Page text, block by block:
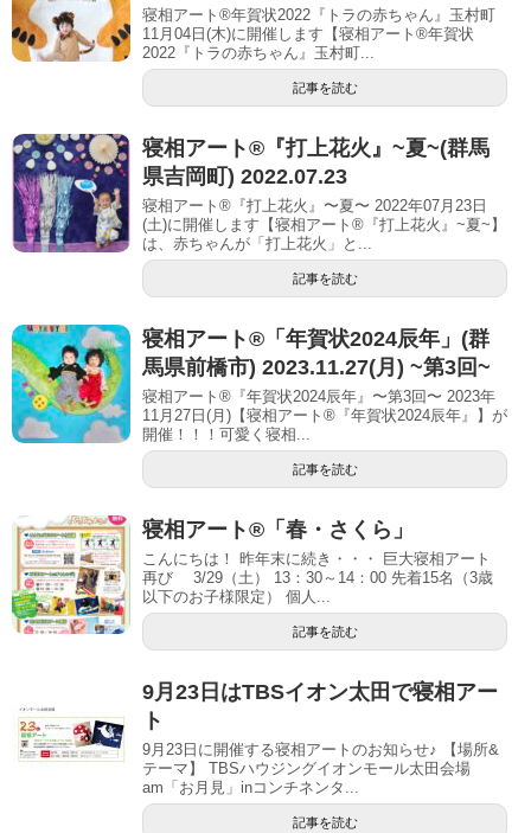
寝相アート®年賀状2022『トラの赤ちゃん』玉村町
11月04日(木)に開催します【寝相アート®︎年賀状
2022『トラの赤ちゃん』玉村町...
記事を読む
寝相アート®︎『打上花火』~夏~(群馬
県吉岡町) 2022.07.23
寝相アート®『打上花火』〜夏〜 2022年07月23日
(土)に開催します【寝相アート®︎『打上花火』~夏~】
は、赤ちゃんが「打上花火」と...
記事を読む
寝相アート®︎「年賀状2024辰年」(群
馬県前橋市) 2023.11.27(月) ~第3回~
寝相アート®『年賀状2024辰年』〜第3回〜 2023年
11月27日(月)【寝相アート®︎『年賀状2024辰年』】が
開催！！！可愛く寝相...
記事を読む
寝相アート®「春・さくら」
こんにちは！ 昨年末に続き・・・ 巨大寝相アート
再び 3/29（土） 13：30～14：00 先着15名（3歳
以下のお子様限定） 個人...
記事を読む
9月23日はTBSイオン太田で寝相アー
ト
9月23日に開催する寝相アートのお知らせ♪ 【場所&
テーマ】 TBSハウジングイオンモール太田会場
am「お月見」inコンチネンタ...
記事を読む